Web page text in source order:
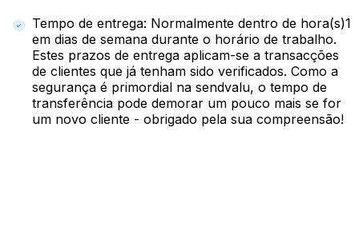
Tempo de entrega: Normalmente dentro de hora(s)1
em dias de semana durante o horário de trabalho.
Estes prazos de entrega aplicam-se a transacções
de clientes que já tenham sido verificados. Como a
segurança é primordial na sendvalu, o tempo de
transferência pode demorar um pouco mais se for
um novo cliente - obrigado pela sua compreensão!